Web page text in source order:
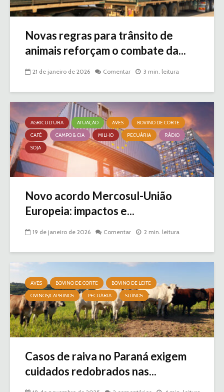
Novas regras para trânsito de
animais reforçam o combate da...
21 de janeiro de 2026 Comentar 3 min. leitura
AGRICULTURA ATUAÇÃO AVES
BOVINO DE CORTE
CAFÉ
CAMPO & CIA MILHO PECUÁRIA
RÁDIO
SOJA
Novo acordo Mercosul-União
Europeia: impactos e...
19 de janeiro de 2026 Comentar 2 min. leitura
AVES BOVINO DE CORTE
BOVINO DE LEITE
OVINOS/CAPRINOS
PECUÁRIA SUÍNOS
Casos de raiva no Paraná exigem
cuidados redobrados nas...